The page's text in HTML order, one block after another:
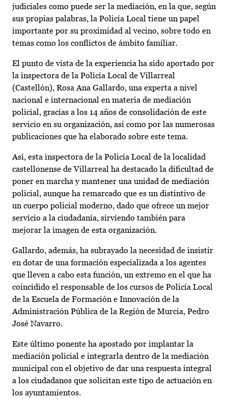
judiciales como puede ser la mediación, en la que, según
sus propias palabras, la Policía Local tiene un papel
importante por su proximidad al vecino, sobre todo en
temas como los conflictos de ámbito familiar.
El punto de vista de la experiencia ha sido aportado por
la inspectora de la Policía Local de Villarreal
(Castellón), Rosa Ana Gallardo, una experta a nivel
nacional e internacional en materia de mediación
policial, gracias a los 14 años de consolidación de este
servicio en su organización, así como por las numerosas
publicaciones que ha elaborado sobre este tema.
Así, esta inspectora de la Policía Local de la localidad
castellonense de Villarreal ha destacado la dificultad de
poner en marcha y mantener una unidad de mediación
policial, aunque ha remarcado que es un distintivo de
un cuerpo policial moderno, dado que ofrece un mejor
servicio a la ciudadanía, sirviendo también para
mejorar la imagen de esta organización.
Gallardo, además, ha subrayado la necesidad de insistir
en dotar de una formación especializada a los agentes
que lleven a cabo esta función, un extremo en el que ha
coincidido el responsable de los cursos de Policía Local
de la Escuela de Formación e Innovación de la
Administración Pública de la Región de Murcia, Pedro
José Navarro.
Este último ponente ha apostado por implantar la
mediación policial e integrarla dentro de la mediación
municipal con el objetivo de dar una respuesta integral
a los ciudadanos que solicitan este tipo de actuación en
los ayuntamientos.